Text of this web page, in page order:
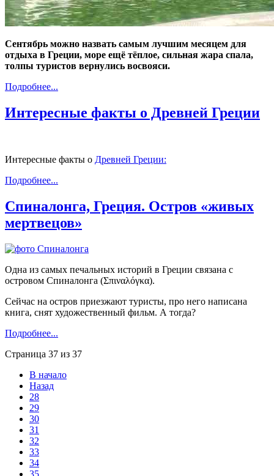
Сентябрь можно назвать самым лучшим месяцем для
отдыха в Греции, море ещё тёплое, сильная жара спала,
толпы туристов вернулись восвояси.
Подробнее...
Интересные факты о Древней Греции
Интересные факты о Древней Греции:
Подробнее...
Спиналонга, Греция. Остров «живых
мертвецов»
Одна из самых печальных историй в Греции связана с
островом Спиналонга (Σπιναλόγκα).
Сейчас на остров приезжают туристы, про него написана
книга, снят художественный фильм. А тогда?
Подробнее...
Страница 37 из 37
В начало
Назад
28
29
30
31
32
33
34
35